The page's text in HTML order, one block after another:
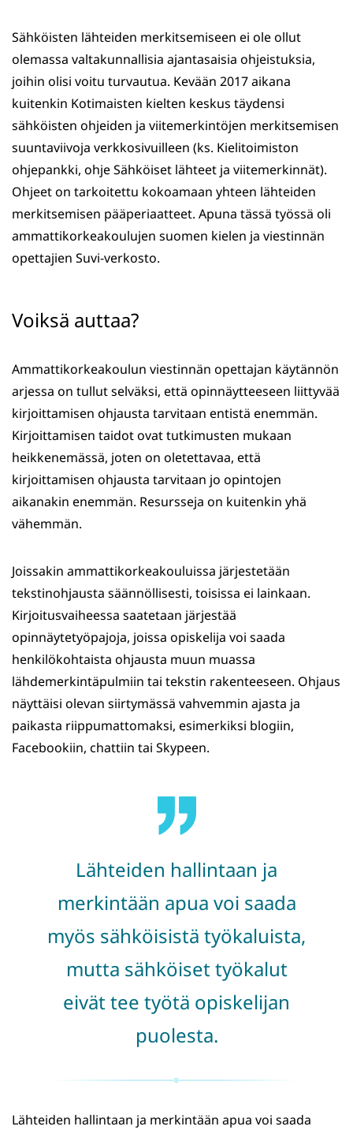
Sähköisten lähteiden merkitsemiseen ei ole ollut
olemassa valtakunnallisia ajantasaisia ohjeistuksia,
joihin olisi voitu turvautua. Kevään 2017 aikana
kuitenkin Kotimaisten kielten keskus täydensi
sähköisten ohjeiden ja viitemerkintöjen merkitsemisen
suuntaviivoja verkkosivuilleen (ks. Kielitoimiston
ohjepankki, ohje Sähköiset lähteet ja viitemerkinnät).
Ohjeet on tarkoitettu kokoamaan yhteen lähteiden
merkitsemisen pääperiaatteet. Apuna tässä työssä oli
ammattikorkeakoulujen suomen kielen ja viestinnän
opettajien Suvi-verkosto.
Voiksä auttaa?
Ammattikorkeakoulun viestinnän opettajan käytännön
arjessa on tullut selväksi, että opinnäytteeseen liittyvää
kirjoittamisen ohjausta tarvitaan entistä enemmän.
Kirjoittamisen taidot ovat tutkimusten mukaan
heikkenemässä, joten on oletettavaa, että
kirjoittamisen ohjausta tarvitaan jo opintojen
aikanakin enemmän. Resursseja on kuitenkin yhä
vähemmän.
Joissakin ammattikorkeakouluissa järjestetään
tekstinohjausta säännöllisesti, toisissa ei lainkaan.
Kirjoitusvaiheessa saatetaan järjestää
opinnäytetyöpajoja, joissa opiskelija voi saada
henkilökohtaista ohjausta muun muassa
lähdemerkintäpulmiin tai tekstin rakenteeseen. Ohjaus
näyttäisi olevan siirtymässä vahvemmin ajasta ja
paikasta riippumattomaksi, esimerkiksi blogiin,
Facebookiin, chattiin tai Skypeen.
Lähteiden hallintaan ja
merkintään apua voi saada
myös sähköisistä työkaluista,
mutta sähköiset työkalut
eivät tee työtä opiskelijan
puolesta.
Lähteiden hallintaan ja merkintään apua voi saada